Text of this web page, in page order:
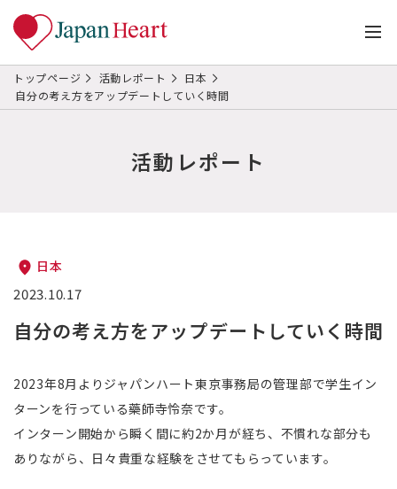
トップページ 活動レポート
日本
自分の考え方をアップデートしていく時間
活動レポート
日本
2023.10.17
自分の考え方をアップデートしていく時間
2023年8月よりジャパンハート東京事務局の管理部で学生イン
ターンを行っている藥師寺怜奈です。
インターン開始から瞬く間に約2か月が経ち、不慣れな部分も
ありながら、日々貴重な経験をさせてもらっています。